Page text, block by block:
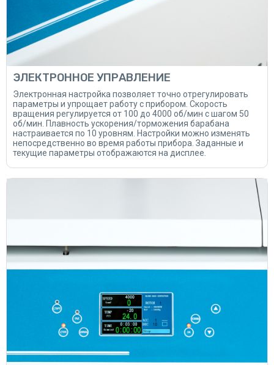
ЭЛЕКТРОННОЕ УПРАВЛЕНИЕ
Электронная настройка позволяет точно отрегулировать
параметры и упрощает работу с прибором. Скорость
вращения регулируется от 100 до 4000 об/мин с шагом 50
об/мин. Плавность ускорения/торможения барабана
настраивается по 10 уровням. Настройки можно изменять
непосредственно во время работы прибора. Заданные и
текущие параметры отображаются на дисплее.